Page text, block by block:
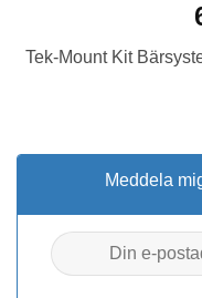
Tek-Mount Kit
Meddela